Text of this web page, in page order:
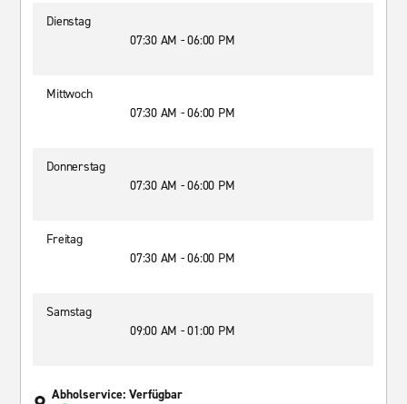
Dienstag
07:30 AM - 06:00 PM
Mittwoch
07:30 AM - 06:00 PM
Donnerstag
07:30 AM - 06:00 PM
Freitag
07:30 AM - 06:00 PM
Samstag
09:00 AM - 01:00 PM
Abholservice: Verfügbar